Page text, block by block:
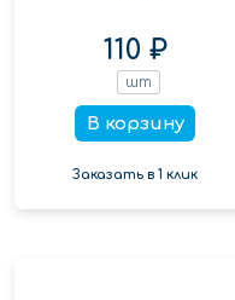
110 ₽
шт
В корзину
Заказать в 1 клик